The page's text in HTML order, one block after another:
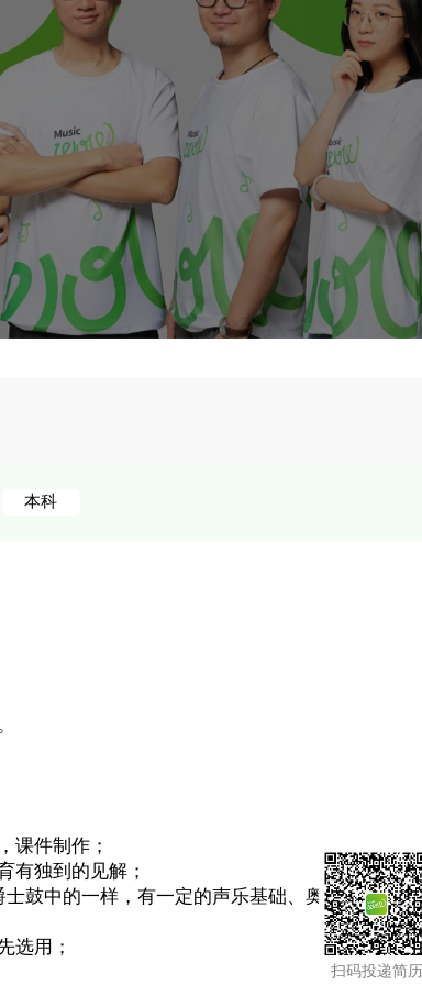
本科
课件制作；
有独到的见解；
鼓中的一样，有一定的声乐基础、奥尔夫基础
选用；
扫码投递简历